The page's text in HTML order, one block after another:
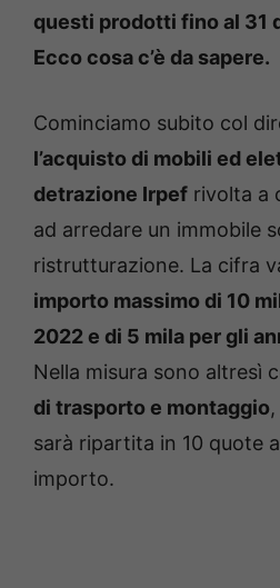
questi prodotti fino al 31
Ecco cosa c’è da sapere.
Cominciamo subito col
l’acquisto di mobili ed
detrazione Irpef rivolta a
ad arredare un immobile
ristrutturazione. La cifra
importo massimo di 10
2022 e di 5 mila per gli
Nella misura sono altresì
di trasporto e montaggio
sarà ripartita in 10 quote
importo.